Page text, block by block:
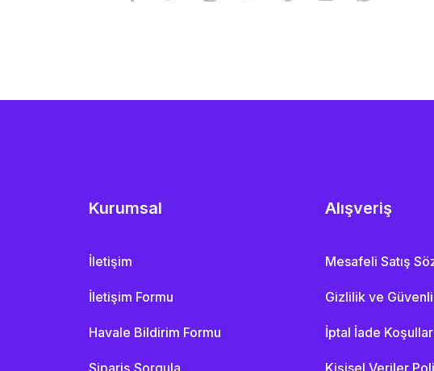
Kurumsal
İletişim
İletişim Formu
Havale Bildirim Formu
Sipariş Sorgula
Alışveriş
Mesafeli Satış
Gizlilik ve
İptal İade
Kişisel Veriler